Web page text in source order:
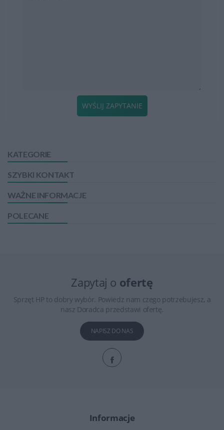
KATEGORIE
SZYBKI KONTAKT
WAŻNE INFORMACJE
POLECANE
WYŚLIJ ZAPYTANIE
Zapytaj o ofertę
Sprzęt HP to dobry wybór. Powiedz nam czego potrzebujesz, a
nasz Doradca przedstawi ofertę.
NAPISZ DO NAS
Informacje